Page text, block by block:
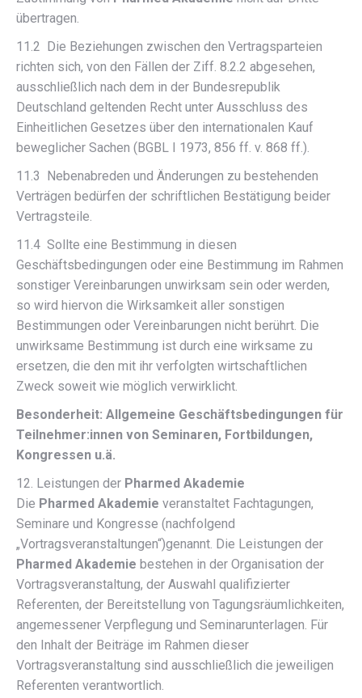
übertragen.
11.2 Die Beziehungen zwischen den Vertragsparteien
richten sich, von den Fällen der Ziff. 8.2.2 abgesehen,
ausschließlich nach dem in der Bundesrepublik
Deutschland geltenden Recht unter Ausschluss des
Einheitlichen Gesetzes über den internationalen Kauf
beweglicher Sachen (BGBL I 1973, 856 ff. v. 868 ff.).
11.3 Nebenabreden und Änderungen zu bestehenden
Verträgen bedürfen der schriftlichen Bestätigung beider
Vertragsteile.
11.4 Sollte eine Bestimmung in diesen
Geschäftsbedingungen oder eine Bestimmung im Rahmen
sonstiger Vereinbarungen unwirksam sein oder werden,
so wird hiervon die Wirksamkeit aller sonstigen
Bestimmungen oder Vereinbarungen nicht berührt. Die
unwirksame Bestimmung ist durch eine wirksame zu
ersetzen, die den mit ihr verfolgten wirtschaftlichen
Zweck soweit wie möglich verwirklicht.
Besonderheit: Allgemeine Geschäftsbedingungen für
Teilnehmer:innen von Seminaren, Fortbildungen,
Kongressen u.ä.
12. Leistungen der Pharmed Akademie
Die Pharmed Akademie veranstaltet Fachtagungen,
Seminare und Kongresse (nachfolgend
„Vortragsveranstaltungen“)genannt. Die Leistungen der
Pharmed Akademie bestehen in der Organisation der
Vortragsveranstaltung, der Auswahl qualifizierter
Referenten, der Bereitstellung von Tagungsräumlichkeiten,
angemessener Verpflegung und Seminarunterlagen. Für
den Inhalt der Beiträge im Rahmen dieser
Vortragsveranstaltung sind ausschließlich die jeweiligen
Referenten verantwortlich.